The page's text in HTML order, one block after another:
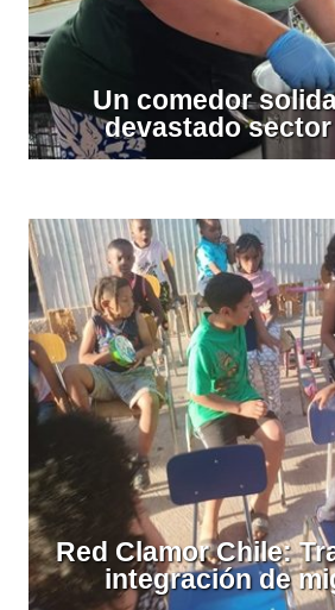
Un comedor
devastado sector
Red Clamor Chile:
integración de